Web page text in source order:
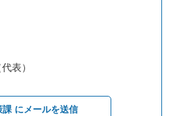
表）
課 にメールを送信